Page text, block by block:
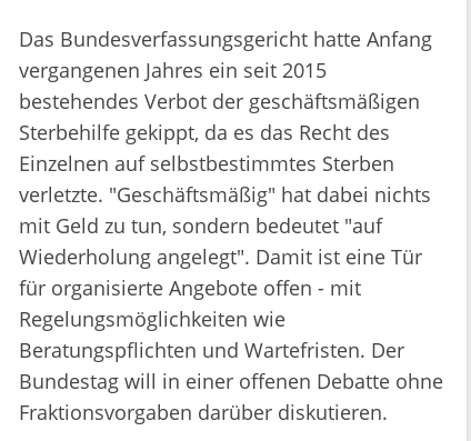
Das Bundesverfassungsgericht hatte Anfang
vergangenen Jahres ein seit 2015
bestehendes Verbot der geschäftsmäßigen
Sterbehilfe gekippt, da es das Recht des
Einzelnen auf selbstbestimmtes Sterben
verletzte. "Geschäftsmäßig" hat dabei nichts
mit Geld zu tun, sondern bedeutet "auf
Wiederholung angelegt". Damit ist eine Tür
für organisierte Angebote offen - mit
Regelungsmöglichkeiten wie
Beratungspflichten und Wartefristen. Der
Bundestag will in einer offenen Debatte ohne
Fraktionsvorgaben darüber diskutieren.